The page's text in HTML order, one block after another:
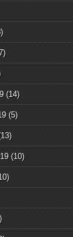
(14)
(5)
(10)